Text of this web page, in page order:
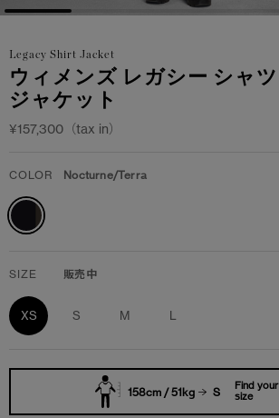
アクセサリー
フットウェア
コレクション
アクセサリー
フットウェア
コレクション
Legacy Shirt Jacket
ウィメンズ レガシー シャツ
ジャケット
¥157,300（tax in）
COLOR Nocturne/Terra
SIZE 販売中
XS S M L
158cm / 51kg S
Find your
size